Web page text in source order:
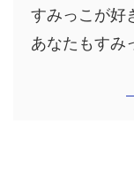
すみっこが好
あなたもすみ